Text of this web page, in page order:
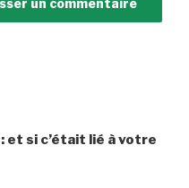
et si c’était lié à votre